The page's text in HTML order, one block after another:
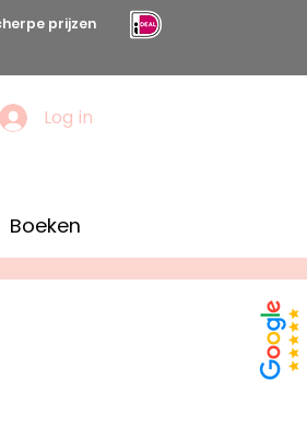
prijzen
Log in
Boeken